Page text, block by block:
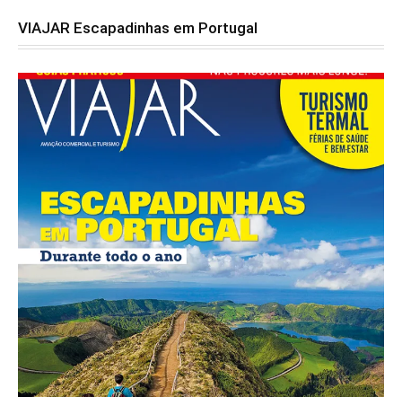
VIAJAR Escapadinhas em Portugal